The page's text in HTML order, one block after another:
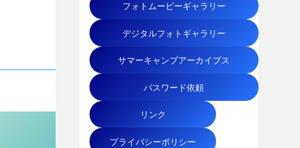
フォトムービーギャラリー
デジタルフォトギャラリー
サマーキャンプアーカイブス
パスワード依頼
リンク
プライバシーポリシー